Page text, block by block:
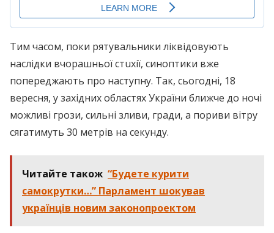
Тим часом, поки рятувальники ліквідовують
наслідки вчорашньої cтuхії, синоптики вже
попереджають про наступну. Так, сьогодні, 18
вересня, у західних областях України ближче до ночі
можливі гpози, сильні зливи, гpади, а пориви вітру
сягатимуть 30 метрів на секунду.
Читайте також “Будете курити
самокрутки…” Парламент шокував
українців новим законопроектом